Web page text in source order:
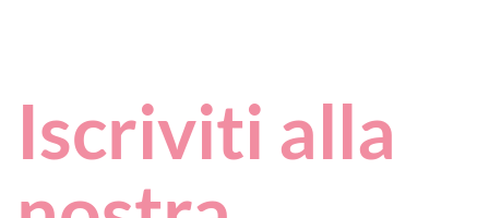
Iscriviti alla